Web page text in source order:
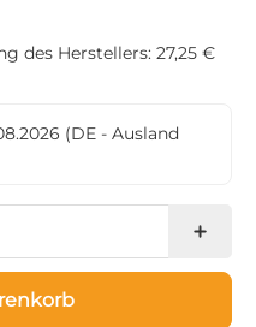
des Herstellers: 27,25 €
(DE - Ausland